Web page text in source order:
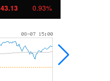
11.37 1.01%